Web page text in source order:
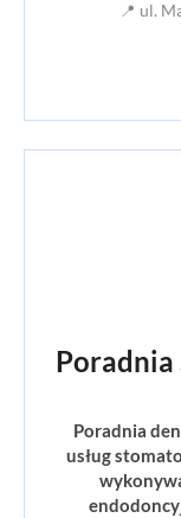
📍 ul.
Poradnia
Poradnia
usług